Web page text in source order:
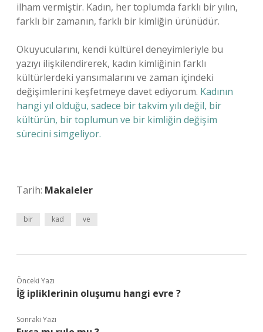
ilham vermiştir. Kadın, her toplumda farklı bir yılın,
farklı bir zamanın, farklı bir kimliğin ürünüdür.
Okuyucularını, kendi kültürel deneyimleriyle bu
yazıyı ilişkilendirerek, kadın kimliğinin farklı
kültürlerdeki yansımalarını ve zaman içindeki
değişimlerini keşfetmeye davet ediyorum. Kadının
hangi yıl olduğu, sadece bir takvim yılı değil, bir
kültürün, bir toplumun ve bir kimliğin değişim
sürecini simgeliyor.
Tarih: Makaleler
bir kad ve
Önceki Yazı
İğ ipliklerinin oluşumu hangi evre ?
Sonraki Yazı